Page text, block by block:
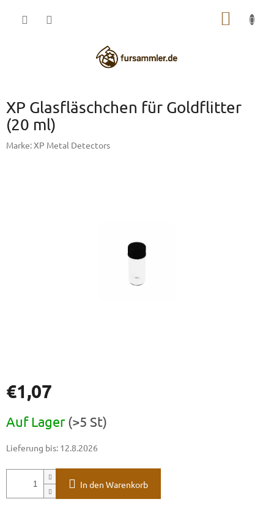
XP Glasfläschchen für Goldflitter
(20 ml)
Marke:XP Metal Detectors
€1,07
Auf Lager(>5 St)
Lieferung bis: 12.8.2026
In den Warenkorb